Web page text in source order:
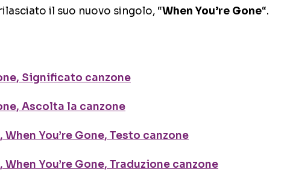
il suo nuovo singolo, “When You’re Gone“.
Significato canzone
Ascolta la canzone
When You’re Gone, Testo canzone
When You’re Gone, Traduzione canzone